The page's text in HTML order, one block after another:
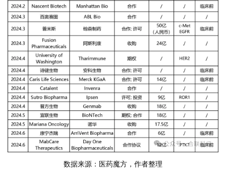
数据来源：医药魔方，作者整理